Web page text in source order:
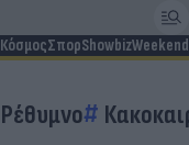
ΚόσμοςΣπορShowbizWeekend
Ρέθυμνο